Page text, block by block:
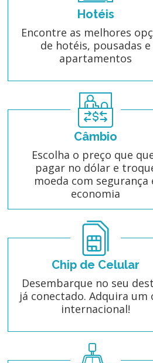
Hotéis
Encontre as melhores
de hotéis, pousadas e
apartamentos
Câmbio
Escolha o preço que
pagar no dólar e
moeda com segurança
economia
Chip de Celular
Desembarque no seu
já conectado. Adquira um
internacional!